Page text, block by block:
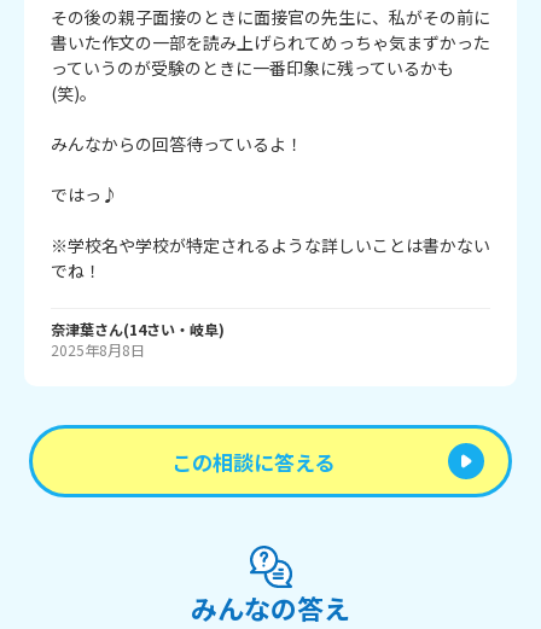
その後の親子面接のときに面接官の先生に、私がその前に
書いた作文の一部を読み上げられてめっちゃ気まずかった
っていうのが受験のときに一番印象に残っているかも
(笑)。
みんなからの回答待っているよ！
ではっ♪
※学校名や学校が特定されるような詳しいことは書かない
でね！
奈津葉さん(14さい・ 岐阜)
2025年8月8日
この相談に答える
みんなの答え